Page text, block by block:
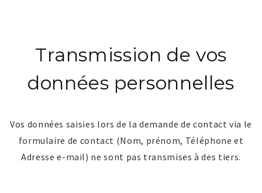
Transmission de vos
données personnelles
Vos données saisies lors de la demande de contact via le
formulaire de contact (Nom, prénom, Téléphone et
Adresse e-mail) ne sont pas transmises à des tiers.